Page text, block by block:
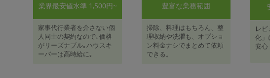
業界最安値水準 1,500円~
家事代行業者を介さない個
人同士の契約なので､価格
がリーズナブル｡ハウスキ
ーパーは高時給に｡
豊富な業務範囲
掃除、料理はもちろん、整
理収納や洗濯も、オプショ
ン料金ナシでまとめて依頼
できる。
レ
化」
安心